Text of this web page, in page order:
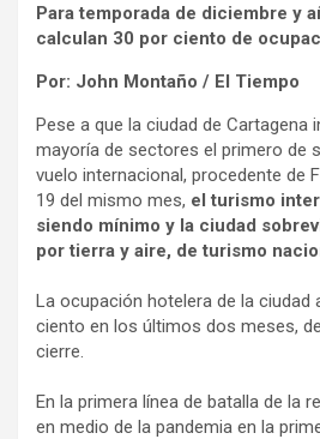
Para temporada de diciembre y
calculan 30 por ciento de
Por: John Montaño / El Tiempo
Pese a que la ciudad de Cartagena
mayoría de sectores el primero de
vuelo internacional, procedente de
19 del mismo mes, el turismo
siendo mínimo y la ciudad
por tierra y aire, de turismo
La ocupación hotelera de la ciudad
ciento en los últimos dos meses,
cierre.
En la primera línea de batalla de la
en medio de la pandemia en la